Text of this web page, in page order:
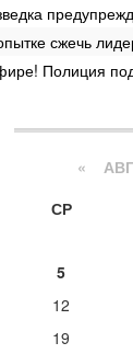
сжечь
Полиция
«
СР
5
12
19